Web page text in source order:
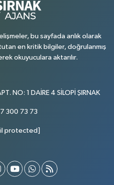
bu sayfada anlık olarak
en kritik bilgiler, doğrulanmış
okuyuculara aktarılır.
NO: 1 DAİRE 4 SİLOPİ ŞIRNAK
300 73 73
protected]